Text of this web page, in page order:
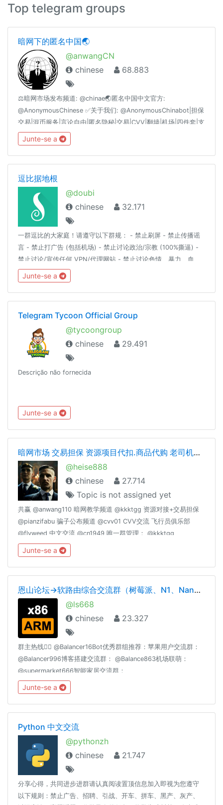
Top telegram groups
暗网下的匿名中国🌏
@anwangCN
chinese
68.883
⚖️暗网市场发布频道: @chinae🌏匿名中国中文官方:
@AnonymousChinese ✅关于我们: @AnonymousChinabot|担保
交易|混币服务|言论自由|匿名隐秘|交易|CVV|翻墙|机场|四件套|支
付|黑产|黑色|黑客|引流|IT|支付|暗网|BC|QP|CP|菠菜|对公|四件
套|枪|中文|鉴黄|老司机|SSR|机场|微信|支付宝|比特币|BTC|ETH|
以太坊|频道|群组|偷拍|视频|国产|菲律宾|修车|资源|香港|柬埔
Junte-se a
逗比据地根
@doubi
chinese
32.171
一群逗比的大家庭！请遵守以下群规： - 禁止刷屏 - 禁止传播谣
言 - 禁止打广告 (包括机场) - 禁止讨论政治/宗教 (100%撕逼) -
禁止讨论/宣传任何 VPN/代理网站 - 禁止讨论色情、暴力、血
腥、赌博等详细解释请见：https://t.me/doubi/1265812对以上
群规的有异议的自行退群，不退群则代表同意以上群规定。
————言论自由是以不影响他人为前提。————逗比根据地
Junte-se a
Telegram Tycoon Official Group
@tycoongroup
chinese
29.491
Descrição não fornecida
Junte-se a
暗网市场 交易担保 资源项目代扣.商品代购 老司机交流 cvv.资源整合
@heise888
chinese
27.714
Topic is not assigned yet
共赢 @anwang110 暗网教学频道 @kkktgg 资源对接+交易担保
@pianzifabu 骗子公布频道 @cvv01 CVV交流 飞行员俱乐部
@flyweed 中文交流 @cn1949 唯一群管理： @kkktgg
@fucktgg
Junte-se a
恩山论坛→软路由综合交流群（树莓派、N1、NanoPi、openwrt、Google）
@ls668
chinese
23.327
群主热线👉🏻 @Balancer16Bot优秀群组推荐：苹果用户交流群：
@Balancer996博客搭建交流群： @Balance863机场联萌：
@supermarket666智能家居交流群：
@homeassiant666MacOS/Hackintosh： @justice996Nas交流
群： @Nas699谷歌云|微软云|阿里云|亚马逊云|各种云☁️交流
群： @Server699分享沉淀： @theguideoftelegram
Junte-se a
Python 中文交流
@pythonzh
chinese
21.747
分享心得，共同进步进群请认真阅读置顶信息加入即视为您遵守
以下规则：禁止广告、招聘、引战、开车、拼车、黑产、灰产、